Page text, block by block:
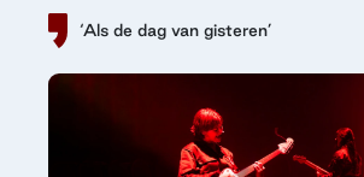
‘Als de dag van gisteren’